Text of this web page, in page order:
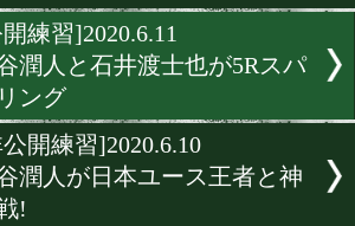
[合宿便り]2020.7.8
井上尚弥が山梨キャンプを
上げ
[合宿便り]2020.7.7
中谷潤人が山梨走り込み合